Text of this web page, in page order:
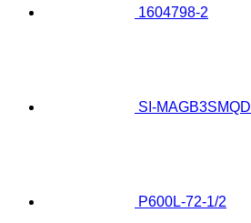
1604798-2
SI-MAGB3SMQD
P600L-72-1/2